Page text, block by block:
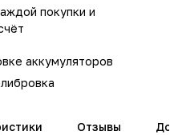
покупки и
аккумуляторов
Отзывы